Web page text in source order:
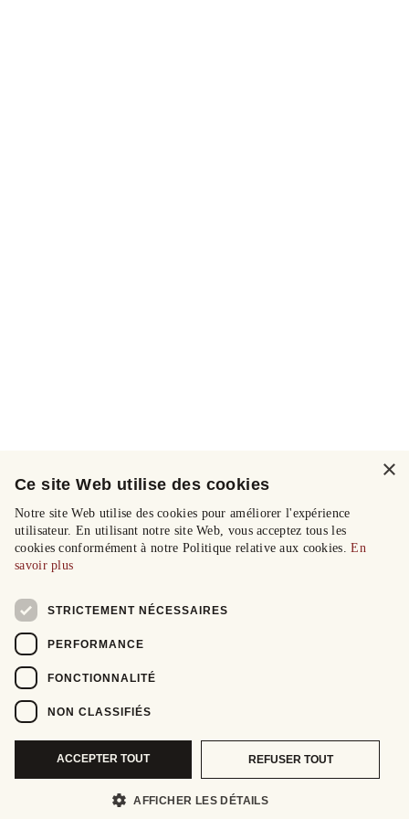
×
Ce site Web utilise des cookies
Notre site Web utilise des cookies pour améliorer l'expérience
utilisateur. En utilisant notre site Web, vous acceptez tous les
cookies conformément à notre Politique relative aux cookies.En
savoir plus
STRICTEMENT NÉCESSAIRES
PERFORMANCE
FONCTIONNALITÉ
NON CLASSIFIÉS
ACCEPTER TOUT REFUSER TOUT
AFFICHER LES DÉTAILS